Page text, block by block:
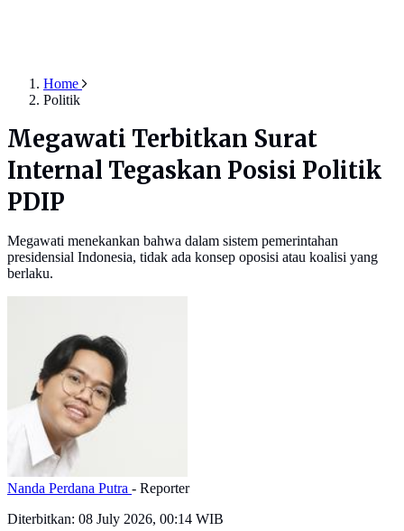
Home
Politik
Megawati Terbitkan Surat
Internal Tegaskan Posisi Politik
PDIP
Megawati menekankan bahwa dalam sistem pemerintahan
presidensial Indonesia, tidak ada konsep oposisi atau koalisi yang
berlaku.
Nanda Perdana Putra - Reporter
Diterbitkan: 08 July 2026, 00:14 WIB